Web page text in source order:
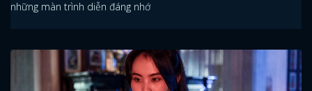
những màn trình diễn đáng nhớ